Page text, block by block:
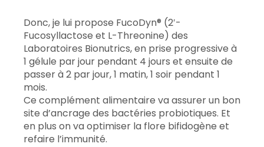
Donc, je lui propose FucoDyn® (2′-
Fucosyllactose et L-Threonine) des
Laboratoires Bionutrics, en prise progressive à
1 gélule par jour pendant 4 jours et ensuite de
passer à 2 par jour, 1 matin, 1 soir pendant 1
mois.
Ce complément alimentaire va assurer un bon
site d’ancrage des bactéries probiotiques. Et
en plus on va optimiser la flore bifidogène et
refaire l’immunité.